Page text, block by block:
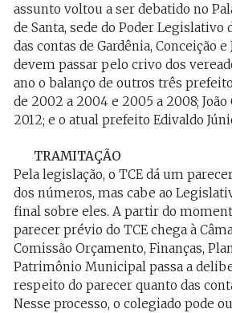
assunto voltou a ser debatido no
de Santa, sede do Poder Legislativo
das contas de Gardênia, Conceição
devem passar pelo crivo dos
ano o balanço de outros três
de 2002 a 2004 e 2005 a 2008; João
2012; e o atual prefeito Edivaldo
TRAMITAÇÃO
Pela legislação, o TCE dá um
dos números, mas cabe ao
final sobre eles. A partir do
parecer prévio do TCE chega à
Comissão Orçamento, Finanças,
Patrimônio Municipal passa a
respeito do parecer quanto das
Nesse processo, o colegiado pode